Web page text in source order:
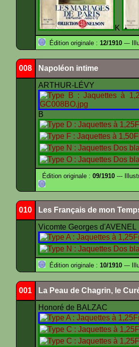
K
Édition originale : 12/1910 ---
008 Napoléon intime
ARTHUR-LÉVY
B
Édition originale : 09/1910 ---
010 Les Français de mon
Vicomte Georges d'AVENEL
Édition originale : 10/1910 ---
001 La Peau de Chagrin, le
Honoré de BALZAC